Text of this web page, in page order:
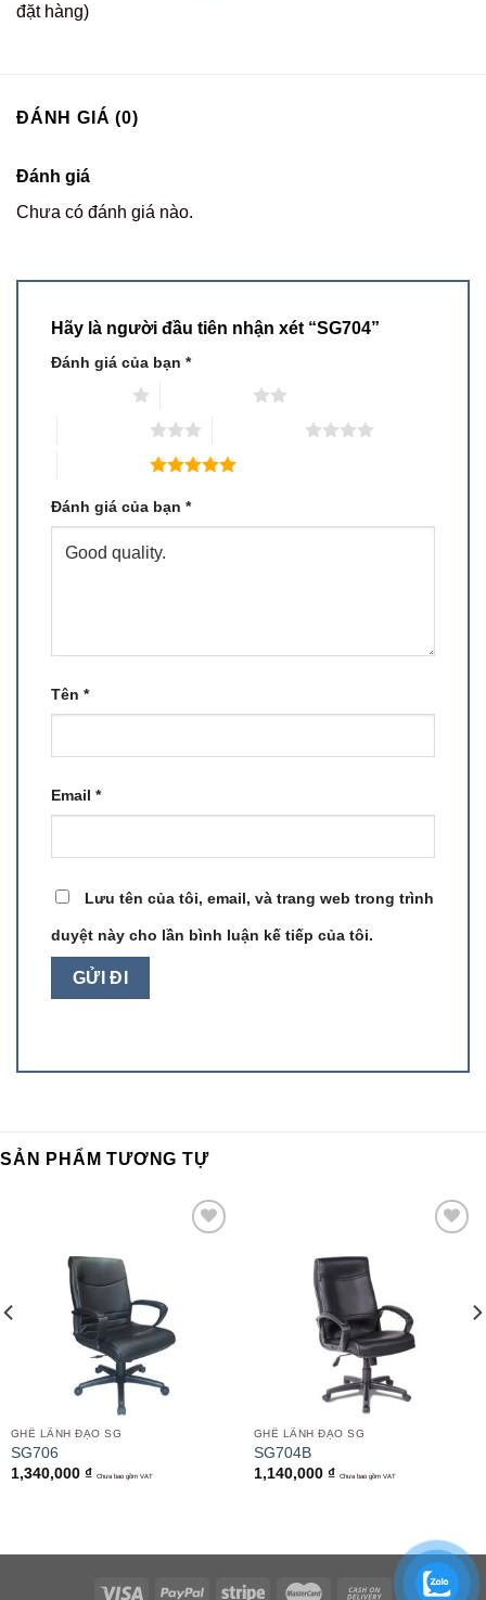
đặt hàng)
ĐÁNH GIÁ (0)
Đánh giá
Chưa có đánh giá nào.
Hãy là người đầu tiên nhận xét “SG704”
Đánh giá của bạn *
Đánh giá của bạn *
Tên *
Email *
Lưu tên của tôi, email, và trang web trong trình
duyệt này cho lần bình luận kế tiếp của tôi.
SẢN PHẨM TƯƠNG TỰ
GHẾ LÃNH ĐẠO SG
SG706
1,340,000 ₫ Chưa bao gồm VAT
GHẾ LÃNH ĐẠO SG
SG704B
1,140,000 ₫ Chưa bao gồm VAT